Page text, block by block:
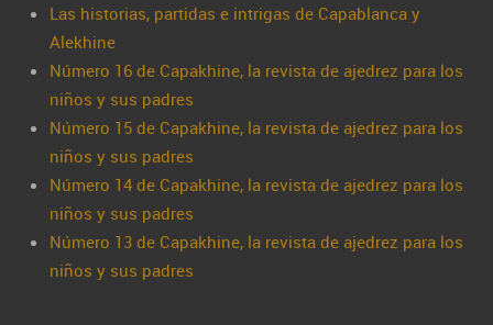
Las historias, partidas e intrigas de Capablanca y
Alekhine
Número 16 de Capakhine, la revista de ajedrez para los
niños y sus padres
Número 15 de Capakhine, la revista de ajedrez para los
niños y sus padres
Número 14 de Capakhine, la revista de ajedrez para los
niños y sus padres
Número 13 de Capakhine, la revista de ajedrez para los
niños y sus padres